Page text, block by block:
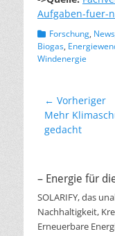
Aufgaben-fuer-
Kategorien
Forschung, News
Biogas,
Windenergie
← Vorheriger
Vorheriger
Beitrag:
Mehr
gedacht
– Energie für
SOLARIFY, das
Nachhaltigkeit,
Erneuerbare